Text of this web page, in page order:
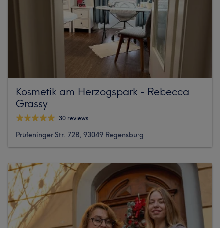
Kosmetik am Herzogspark - Rebecca
Grassy
30 reviews
Prüfeninger Str. 72B, 93049 Regensburg